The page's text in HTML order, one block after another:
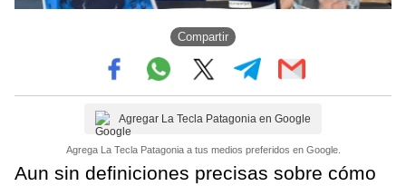
Compartir
Agregar La Tecla Patagonia en Google
Agrega La Tecla Patagonia a tus medios preferidos en Google.
Aun sin definiciones precisas sobre cómo